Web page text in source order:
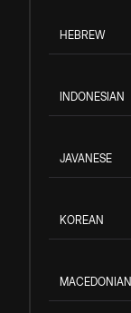
HEBREW
INDONESIAN
JAVANESE
KOREAN
MACEDONIAN